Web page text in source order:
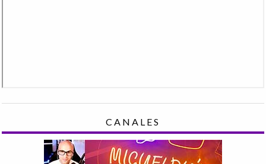
CANALES